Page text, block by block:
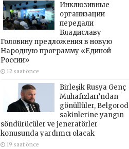
Инклюзивные
организации
передали
Владиславу
Головину предложения в новую
Народную программу «Единой
России»
12 saat önce
Birleşik Rusya Genç
Muhafızları’ndan
gönüllüler, Belgorod
sakinlerine yangın
söndürücüler ve jeneratörler
konusunda yardımcı olacak
19 saat önce